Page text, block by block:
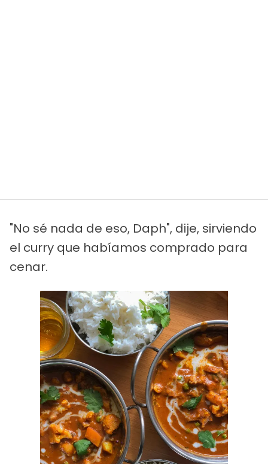
"No sé nada de eso, Daph", dije, sirviendo
el curry que habíamos comprado para
cenar.